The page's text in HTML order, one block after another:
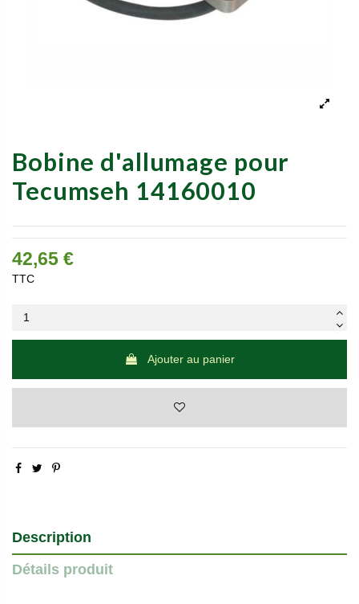
Bobine d'allumage pour
Tecumseh 14160010
42,65 €
TTC
Ajouter au panier
Description
Détails produit